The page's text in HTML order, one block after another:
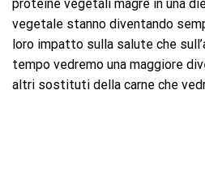
proteine ​​vegetali magre in una
vegetale stanno diventando
loro impatto sulla salute che
tempo vedremo una maggiore
altri sostituti della carne che